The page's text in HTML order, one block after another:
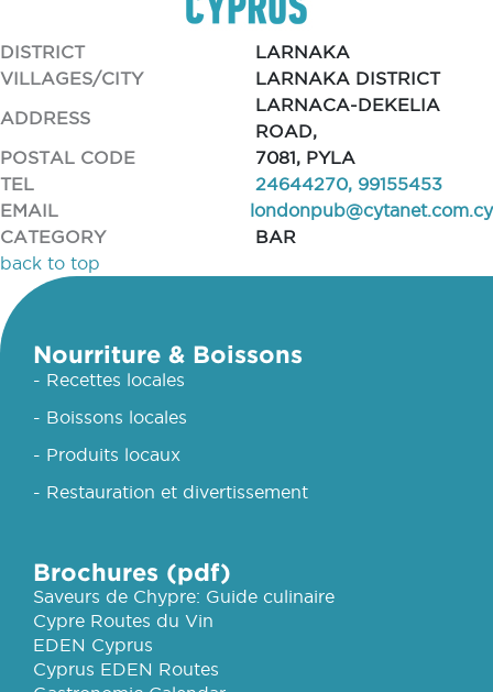
DISTRICT
LARNAKA
VILLAGES/CITY
LARNAKA DISTRICT
ADDRESS
LARNACA-DEKELIA
ROAD,
POSTAL CODE
7081, PYLA
TEL
24644270, 99155453
EMAIL
londonpub@cytanet.com.cy
CATEGORY
BAR
back to top
Nourriture & Boissons
- Recettes locales
- Boissons locales
- Produits locaux
- Restauration et divertissement
Brochures (pdf)
Saveurs de Chypre: Guide culinaire
Cypre Routes du Vin
EDEN Cyprus
Cyprus EDEN Routes